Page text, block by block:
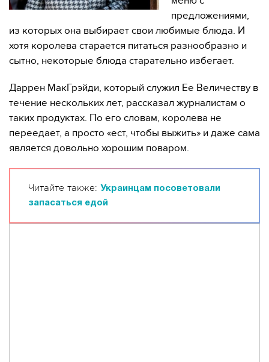
предложениями,
из которых она выбирает свои любимые блюда. И
хотя королева старается питаться разнообразно и
сытно, некоторые блюда старательно избегает.
Даррен МакГрэйди, который служил Ее Величеству в
течение нескольких лет, рассказал журналистам о
таких продуктах. По его словам, королева не
переедает, а просто «ест, чтобы выжить» и даже сама
является довольно хорошим поваром.
Читайте также: Украинцам посоветовали
запасаться едой